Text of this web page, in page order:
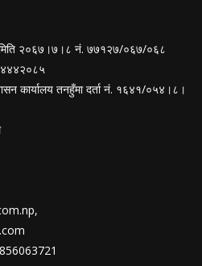
मिति २०६७।७।८ नं. ७७१२७/०६७/०६८
कार्यालय तनहुँमा दर्ता नं. १६४१/०५४।८।
,